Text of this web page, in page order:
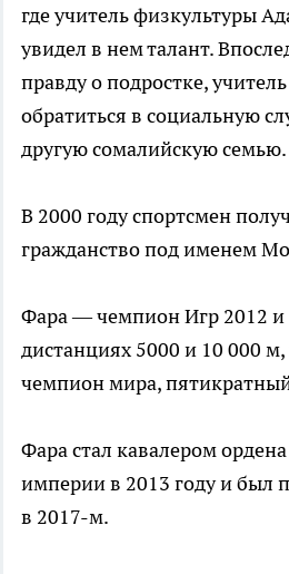
где учитель физкультуры
увидел в нем талант.
правду о подростке,
обратиться в социальную
другую сомалийскую семью.
В 2000 году спортсмен
гражданство под именем
Фара — чемпион Игр 2012 и
дистанциях 5000 и 10 000
чемпион мира,
Фара стал кавалером
империи в 2013 году и был
в 2017-м.